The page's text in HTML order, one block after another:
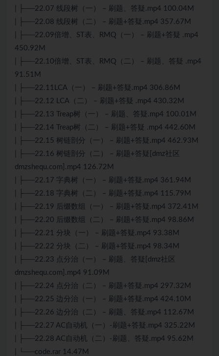
| ├──22.07 线段树（一） – 刷题、答疑.mp4 100.04M
| ├──22.08 线段树（二） – 刷题+答疑.mp4 357.67M
| ├──22.09倍增、ST表、RMQ（一） – 刷题+答疑 .mp4
450.92M
| ├──22.10倍增、ST表、RMQ（二） – 刷题、答疑 .mp4
91.51M
| ├──22.11LCA（一） – 刷题+答疑.mp4 306.86M
| ├──22.12 LCA（二） – 刷题+答疑 .mp4 430.32M
| ├──22.13 Treap树（一） – 刷题、答疑.mp4 100.01M
| ├──22.14 Treap树（二） – 刷题+答疑 .mp4 442.60M
| ├──22.15 树链剖分（一） – 刷题+答疑.mp4 462.93M
| ├──22.16 树链剖分（二） – 刷题+答疑[dmz社区
dmzshequ.com].mp4 126.72M
| ├──22.17 字典树（一） – 刷题+答疑.mp4 361.94M
| ├──22.18 字典树（二） – 刷题+答疑.mp4 115.79M
| ├──22.19 后缀数组（一） – 刷题+答疑.mp4 372.41M
| ├──22.20 后缀数组（二） – 刷题+答疑.mp4 98.86M
| ├──22.21 分块（一） – 刷题+答疑.mp4 93.38M
| ├──22.22 分块（二） – 刷题+答疑.mp4 98.34M
| ├──22.23 点分治（一） – 刷题、答疑[dmz社区
dmzshequ.com].mp4 91.09M
| ├──22.24 点分治（二） – 刷题+答疑.mp4 297.32M
| ├──22.25 边分治（一） – 刷题+答疑.mp4 424.10M
| ├──22.26 边分治（二） – 刷题、答疑.mp4 112.67M
| ├──22.27 AC自动机（一）-刷题+答疑.mp4 325.22M
| ├──22.28 AC自动机（二）-刷题、答疑.mp4 95.62M
| └──code.rar 14.47M